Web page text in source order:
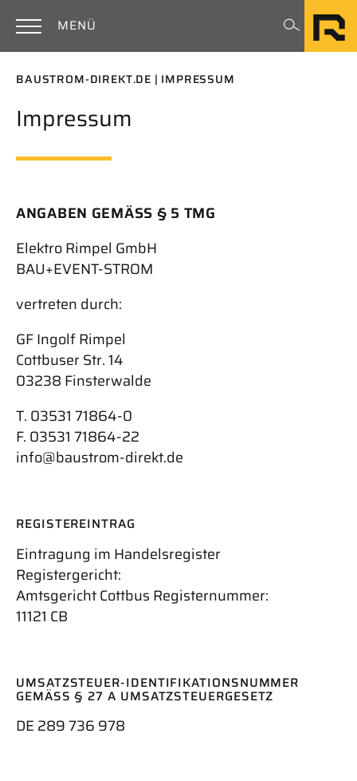
MENÜ
BAUSTROM-DIREKT.DE IMPRESSUM
Impressum
ANGABEN GEMÄSS § 5 TMG
Elektro Rimpel GmbH
BAU+EVENT-STROM
vertreten durch:
GF Ingolf Rimpel
Cottbuser Str. 14
03238 Finsterwalde
T. 03531 71864-0
F. 03531 71864-22
info@baustrom-direkt.de
REGISTEREINTRAG
Eintragung im Handelsregister
Registergericht:
Amtsgericht Cottbus Registernummer:
11121 CB
UMSATZSTEUER-IDENTIFIKATIONSNUMMER
GEMÄSS § 27 A UMSATZSTEUERGESETZ
DE 289 736 978